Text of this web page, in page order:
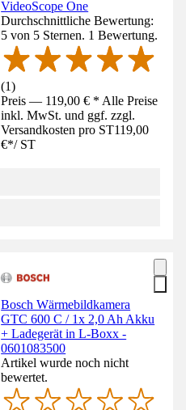
VideoScope One
Durchschnittliche Bewertung:
5 von 5 Sternen. 1 Bewertung.
(1)
Preis — 119,00 € * Alle Preise
inkl. MwSt. und ggf. zzgl.
Versandkosten pro ST119,00
€*/ ST
Bosch Wärmebildkamera
GTC 600 C / 1x 2,0 Ah Akku
+ Ladegerät in L-Boxx -
0601083500
Artikel wurde noch nicht
bewertet.